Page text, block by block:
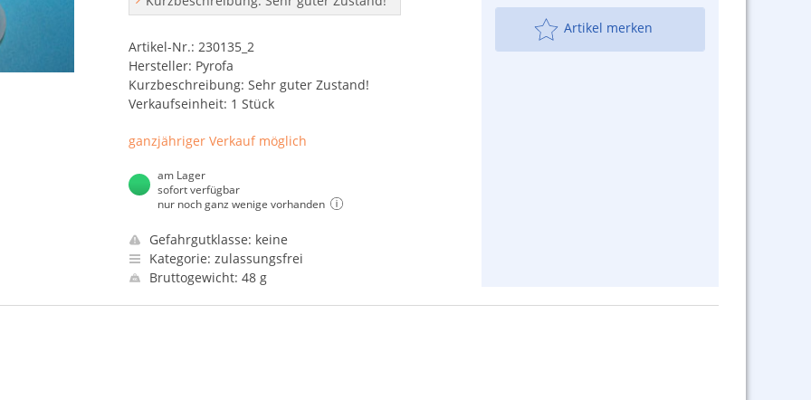
Artikel-Nr.: 230135_2
Hersteller: Pyrofa
Kurzbeschreibung: Sehr guter Zustand!
Verkaufseinheit: 1 Stück
ganzjähriger Verkauf möglich
am Lager
sofort verfügbar
nur noch ganz wenige vorhanden
Gefahrgutklasse: keine
Kategorie: zulassungsfrei
Bruttogewicht: 48 g
Artikel merken